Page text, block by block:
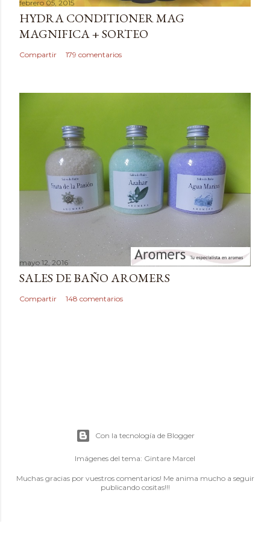
r
u
n
c
o
febrero 05, 2015
HYDRA CONDITIONER MAG
MAGNIFICA + SORTEO
Compartir 179 comentarios
mayo 12, 2016
SALES DE BAÑO AROMERS
Compartir 148 comentarios
Con la tecnología de Blogger
Imágenes del tema: Gintare Marcel
Muchas gracias por vuestros comentarios! Me anima mucho a seguir
publicando cositas!!!